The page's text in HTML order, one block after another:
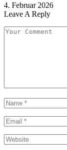
4. Februar 2026
Leave A Reply